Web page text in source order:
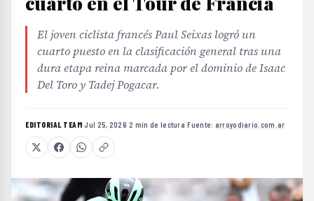
El joven ciclista francés Paul Seixas logró un
cuarto puesto en la clasificación general tras una
dura etapa reina marcada por el dominio de Isaac
Del Toro y Tadej Pogacar.
EDITORIAL TEAM·Jul 25, 2026·2 min de lectura·Fuente: arroyodiario.com.ar